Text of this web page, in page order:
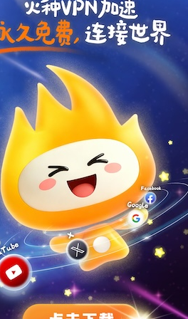
反对
反对[0]
加速器 旋风加速器
八戒看书
速
快喵vp加速器
网
加速器哪个好用
器
香蕉加速器官网正版